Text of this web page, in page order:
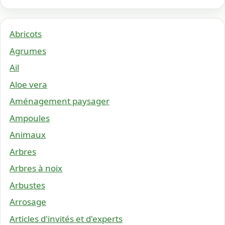
Abricots
Agrumes
Ail
Aloe vera
Aménagement paysager
Ampoules
Animaux
Arbres
Arbres à noix
Arbustes
Arrosage
Articles d'invités et d'experts